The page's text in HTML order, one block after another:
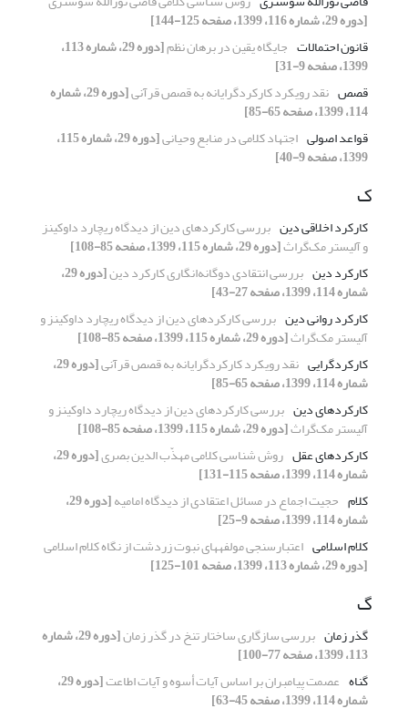
[دوره 29، شماره 116، 1399، صفحه 125-144]
قانون احتمالات جایگاه یقین در برهان نظم [دوره 29، شماره 113،
1399، صفحه 9-31]
قصص نقد رویکرد کارکردگرایانه به قصص قرآنی [دوره 29، شماره
114، 1399، صفحه 65-85]
قواعد اصولی اجتهاد کلامی در منابع وحیانی [دوره 29، شماره 115،
1399، صفحه 9-40]
ک
کارکرد اخلاقی دین بررسی کارکردهای دین از دیدگاه ریچارد داوکینز
و آلیستر مک‌گراث[دوره 29، شماره 115، 1399، صفحه 85-108]
کارکرد دین بررسی انتقادی دوگانه‌انگاری کارکرد دین [دوره 29،
شماره 114، 1399، صفحه 27-43]
کارکرد روانی دین بررسی کارکردهای دین از دیدگاه ریچارد داوکینز و
آلیستر مک‌گراث[دوره 29، شماره 115، 1399، صفحه 85-108]
کارکردگرایی نقد رویکرد کارکردگرایانه به قصص قرآنی [دوره 29،
شماره 114، 1399، صفحه 65-85]
کارکردهای دین بررسی کارکردهای دین از دیدگاه ریچارد داوکینز و
آلیستر مک‌گراث[دوره 29، شماره 115، 1399، صفحه 85-108]
کارکردهای عقل روش شناسی کلامی مهذّب الدین بصری [دوره 29،
شماره 114، 1399، صفحه 115-131]
کلام حجیت اجماع در مسائل اعتقادی از دیدگاه امامیه [دوره 29،
شماره 114، 1399، صفحه 9-25]
کلام اسلامی اعتبارسنجی مولفه‏های نبوت زردشت از نگاه کلام اسلامی
[دوره 29، شماره 113، 1399، صفحه 101-125]
گ
گذر زمان بررسی سازگاری ساختار تنخ در گذر زمان [دوره 29، شماره
113، 1399، صفحه 77-100]
گناه عصمت پیامبران بر اساس آیات أسوه و آیات اطاعت [دوره 29،
شماره 114، 1399، صفحه 45-63]